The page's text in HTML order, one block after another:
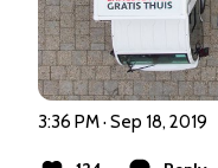
3:36 PM · Sep 18, 2019